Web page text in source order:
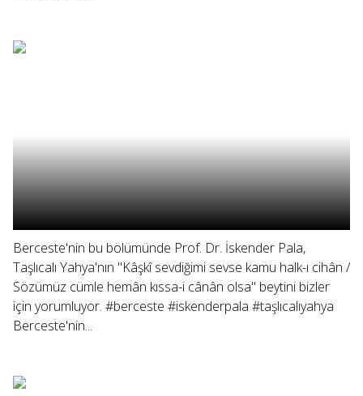
Berceste'nin bu bölümünde Prof. Dr. İskender Pala,
Taşlıcalı Yahya'nın "Kâşkî sevdiğimi sevse kamu halk-ı cihân /
Sözümüz cümle hemân kıssa-i cânân olsa" beytini bizler
için yorumluyor. #berceste #iskenderpala #taşlıcalıyahya
Berceste'nin...